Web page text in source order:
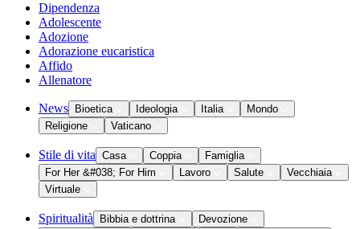
Dipendenza
Adolescente
Adozione
Adorazione eucaristica
Affido
Allenatore
News Bioetica Ideologia Italia
Mondo
Religione
Vaticano
Stile di vita Casa Coppia
Famiglia
For Her &#038; For Him
Lavoro Salute
Vecchiaia
Virtuale
Spiritualità Bibbia e dottrina
Devozione